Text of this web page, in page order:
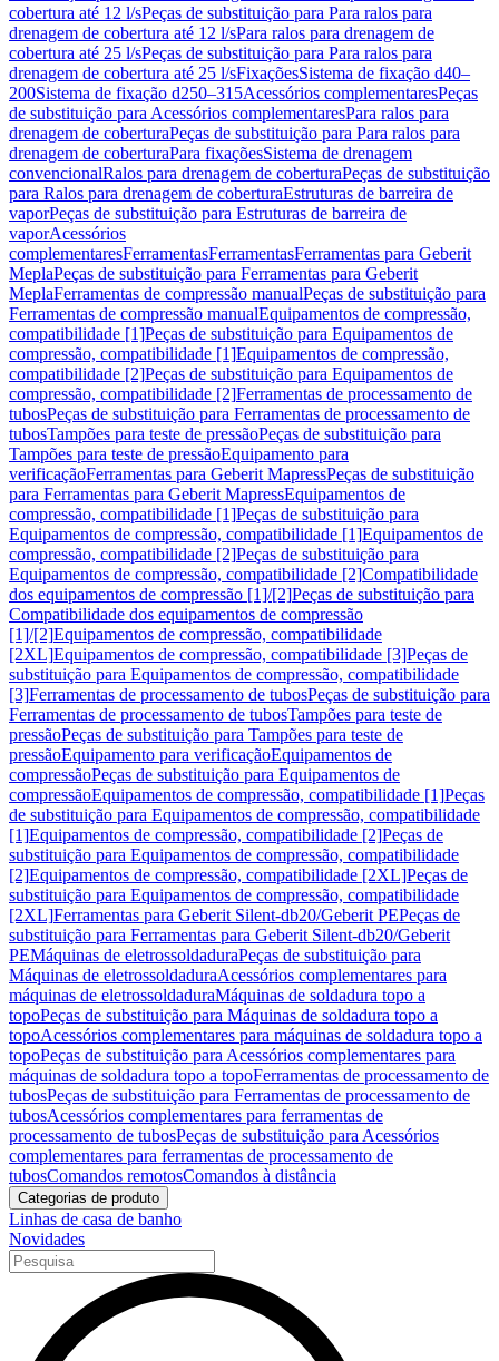
cobertura até 12 l/sPeças de substituição para Para ralos para
drenagem de cobertura até 12 l/sPara ralos para drenagem de
cobertura até 25 l/sPeças de substituição para Para ralos para
drenagem de cobertura até 25 l/sFixaçõesSistema de fixação d40–
200Sistema de fixação d250–315Acessórios complementaresPeças
de substituição para Acessórios complementaresPara ralos para
drenagem de coberturaPeças de substituição para Para ralos para
drenagem de coberturaPara fixaçõesSistema de drenagem
convencionalRalos para drenagem de coberturaPeças de substituição
para Ralos para drenagem de coberturaEstruturas de barreira de
vaporPeças de substituição para Estruturas de barreira de
vaporAcessórios
complementaresFerramentasFerramentasFerramentas para Geberit
MeplaPeças de substituição para Ferramentas para Geberit
MeplaFerramentas de compressão manualPeças de substituição para
Ferramentas de compressão manualEquipamentos de compressão,
compatibilidade [1]Peças de substituição para Equipamentos de
compressão, compatibilidade [1]Equipamentos de compressão,
compatibilidade [2]Peças de substituição para Equipamentos de
compressão, compatibilidade [2]Ferramentas de processamento de
tubosPeças de substituição para Ferramentas de processamento de
tubosTampões para teste de pressãoPeças de substituição para
Tampões para teste de pressãoEquipamento para
verificaçãoFerramentas para Geberit MapressPeças de substituição
para Ferramentas para Geberit MapressEquipamentos de
compressão, compatibilidade [1]Peças de substituição para
Equipamentos de compressão, compatibilidade [1]Equipamentos de
compressão, compatibilidade [2]Peças de substituição para
Equipamentos de compressão, compatibilidade [2]Compatibilidade
dos equipamentos de compressão [1]/[2]Peças de substituição para
Compatibilidade dos equipamentos de compressão
[1]/[2]Equipamentos de compressão, compatibilidade
[2XL]Equipamentos de compressão, compatibilidade [3]Peças de
substituição para Equipamentos de compressão, compatibilidade
[3]Ferramentas de processamento de tubosPeças de substituição para
Ferramentas de processamento de tubosTampões para teste de
pressãoPeças de substituição para Tampões para teste de
pressãoEquipamento para verificaçãoEquipamentos de
compressãoPeças de substituição para Equipamentos de
compressãoEquipamentos de compressão, compatibilidade [1]Peças
de substituição para Equipamentos de compressão, compatibilidade
[1]Equipamentos de compressão, compatibilidade [2]Peças de
substituição para Equipamentos de compressão, compatibilidade
[2]Equipamentos de compressão, compatibilidade [2XL]Peças de
substituição para Equipamentos de compressão, compatibilidade
[2XL]Ferramentas para Geberit Silent-db20/Geberit PEPeças de
substituição para Ferramentas para Geberit Silent-db20/Geberit
PEMáquinas de eletrossoldaduraPeças de substituição para
Máquinas de eletrossoldaduraAcessórios complementares para
máquinas de eletrossoldaduraMáquinas de soldadura topo a
topoPeças de substituição para Máquinas de soldadura topo a
topoAcessórios complementares para máquinas de soldadura topo a
topoPeças de substituição para Acessórios complementares para
máquinas de soldadura topo a topoFerramentas de processamento de
tubosPeças de substituição para Ferramentas de processamento de
tubosAcessórios complementares para ferramentas de
processamento de tubosPeças de substituição para Acessórios
complementares para ferramentas de processamento de
tubosComandos remotosComandos à distância
Categorias de produto
Linhas de casa de banho
Novidades